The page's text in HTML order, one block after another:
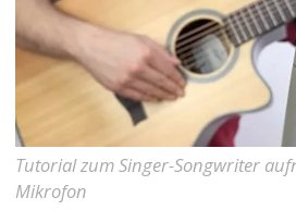
Tutorial zum Singer-Songwriter
Mikrofon